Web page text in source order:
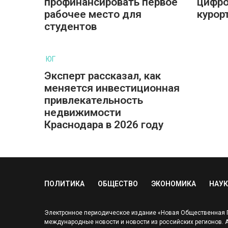
рабочее место для
студентов
ЮГ
Эксперт рассказал, как
меняется инвестиционная
привлекательность
недвижимости
Краснодара в 2026 году
ПОЛИТИКА ОБЩЕСТВО ЭКОНОМИКА
Электронное периодическое издание «Новая Общественная
международные новости и новости из российских